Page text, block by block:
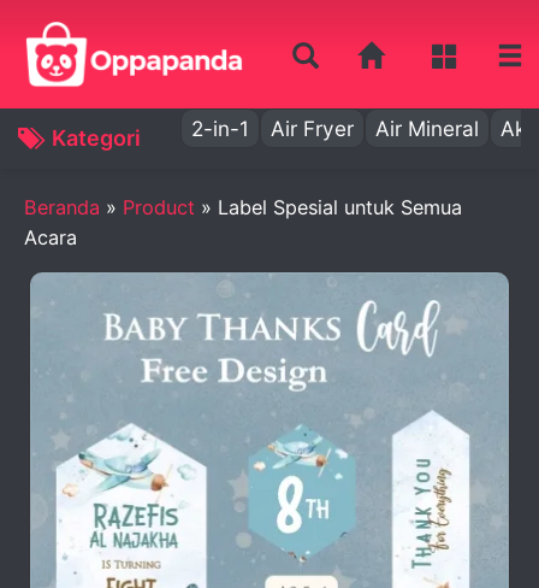
Kategori 2-in-1 Air Fryer Air Mineral Aki
Beranda » Product » Label Spesial untuk Semua
Acara